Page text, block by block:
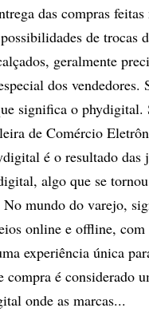
das compras feitas
de trocas
geralmente
dos vendedores.
significa o phydigital.
de Comércio
é o resultado das
algo que se
No mundo do varejo,
online e offline,
experiência única
compra é considerado
onde as marcas...